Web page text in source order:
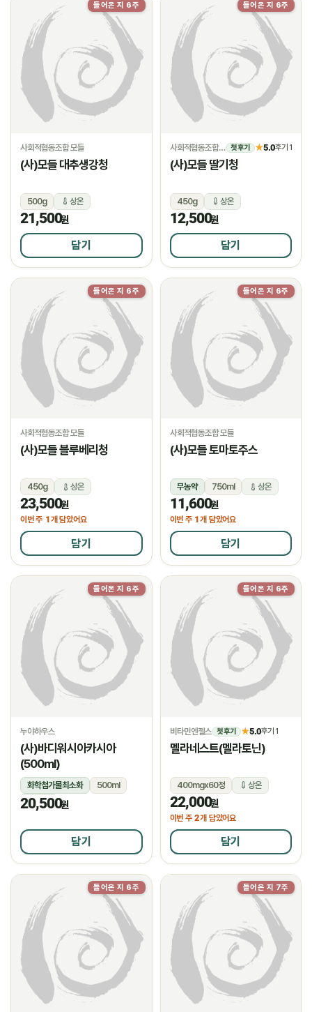
들어온 지 6주
사회적협동조합 모들
(사)모들 대추생강청
500g 상온
21,500원
담기
들어온 지 6주
사회적협동조합 모들 첫 후기 ★5.0후기 1
(사)모들 딸기청
450g 상온
12,500원
담기
들어온 지 6주
사회적협동조합 모들
(사)모들 블루베리청
450g 상온
23,500원
이번 주 1개 담았어요
담기
들어온 지 6주
사회적협동조합 모들
(사)모들 토마토주스
무농약 750ml 상온
11,600원
이번 주 1개 담았어요
담기
들어온 지 6주
누야하우스
(사)바디워시아카시아
(500ml)
화학첨가물최소화
500ml
상온
20,500원
담기
들어온 지 6주
비타민엔젤스 첫 후기 ★5.0후기 1
멜라네스트(멜라토닌)
400mgx60정 상온
22,000원
이번 주 2개 담았어요
담기
들어온 지 6주 들어온 지 7주